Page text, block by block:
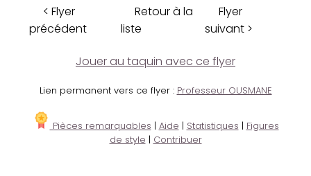
< Flyer
précédent
Retour à la
liste
Flyer
suivant >
Jouer au taquin avec ce flyer
Lien permanent vers ce flyer : Professeur OUSMANE
Pièces remarquables | Aide | Statistiques | Figures
de style | Contribuer